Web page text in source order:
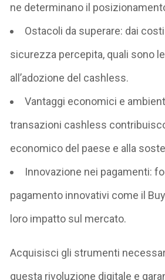
ne determinano il
Ostacoli da superare: dai
sicurezza percepita, quali sono
all’adozione del cashless.
Vantaggi economici e
transazioni cashless
economico del paese e alla
Innovazione nei pagamenti:
pagamento innovativi come il
loro impatto sul mercato.
Acquisisci gli strumenti
questa rivoluzione digitale e